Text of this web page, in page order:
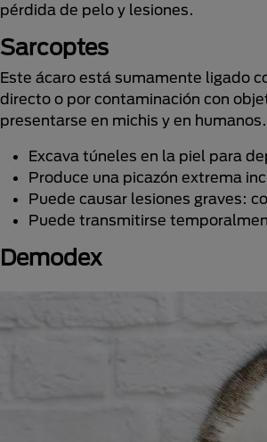
pérdida de pelo y lesiones.
Sarcoptes
Este ácaro está sumamente ligado
directo o por contaminación con
presentarse en michis y en humanos.
Excava túneles en la piel para
Produce una picazón extrema
Puede causar lesiones graves:
Puede transmitirse
Demodex